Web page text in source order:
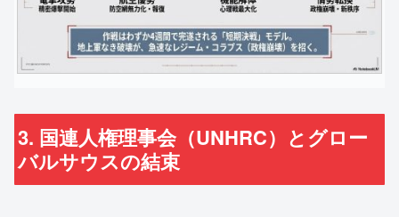
3. 国連人権理事会（UNHRC）とグロー
バルサウスの結束